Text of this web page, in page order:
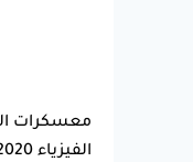
معسكرات
الفيزياء 2020